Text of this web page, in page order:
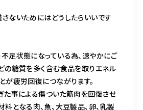
ないためにはどうしたらいいです
足状態になっている為、速やかにご
の糖質を多く含む食品を取りエネル
が疲労回復につながります。
た事による傷ついた筋肉を回復させ
となる肉、魚、大豆製品、卵、乳製